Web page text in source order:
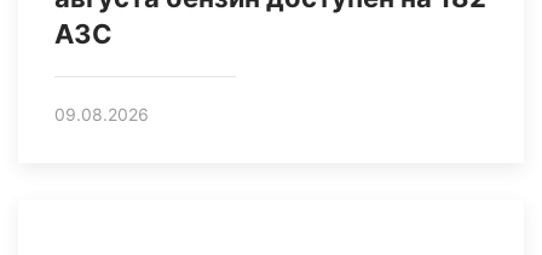
АЗС
09.08.2026